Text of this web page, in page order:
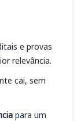
e provas
relevância.
cai, sem
para um